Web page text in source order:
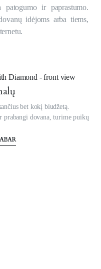
ir paprastumo.
idėjoms arba tiems,
bet kokį biudžetą.
prabangi dovana, turime puikų